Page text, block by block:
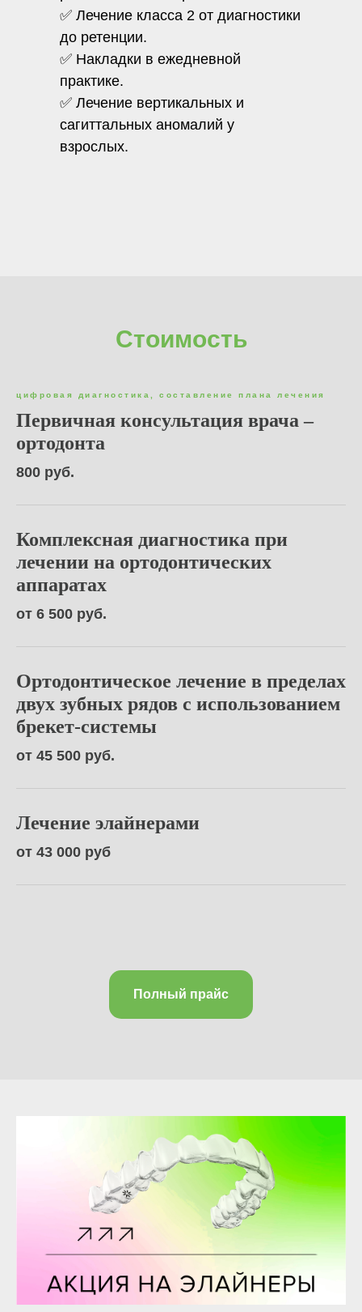
✅ Лечение класса 2 от диагностики
до ретенции.
✅ Накладки в ежедневной
практике.
✅ Лечение вертикальных и
сагиттальных аномалий у
взрослых.
Стоимость
цифровая диагностика, составление плана лечения
Первичная консультация врача –
ортодонта
800 руб.
Комплексная диагностика при
лечении на ортодонтических
аппаратах
от 6 500 руб.
Ортодонтическое лечение в пределах
двух зубных рядов с использованием
брекет-системы
от 45 500 руб.
Лечение элайнерами
от 43 000 руб
Полный прайс